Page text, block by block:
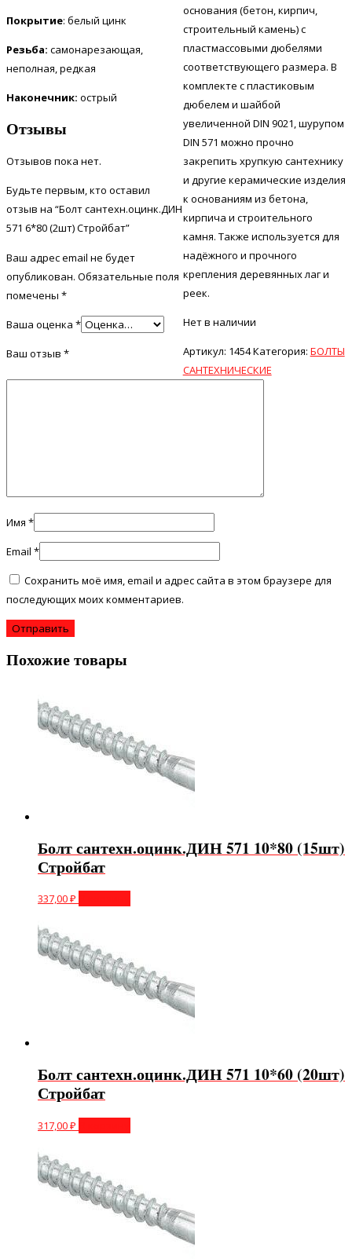
основания (бетон, кирпич,
строительный камень) с
пластмассовыми дюбелями
соответствующего размера. В
комплекте с пластиковым
дюбелем и шайбой
увеличенной DIN 9021, шурупом
DIN 571 можно прочно
закрепить хрупкую сантехнику
и другие керамические изделия
к основаниям из бетона,
кирпича и строительного
камня. Также используется для
надёжного и прочного
крепления деревянных лаг и
реек.
Нет в наличии
Артикул: 1454Категория: БОЛТЫ
САНТЕХНИЧЕСКИЕ
Покрытие: белый цинк
Резьба: самонарезающая,
неполная, редкая
Наконечник: острый
Отзывы
Отзывов пока нет.
Будьте первым, кто оставил
отзыв на “Болт сантехн.оцинк.ДИН
571 6*80 (2шт) Стройбат”
Ваш адрес email не будет
опубликован. Обязательные поля
помечены *
Ваша оценка *
Ваш отзыв *
Имя *
Email *
Сохранить моё имя, email и адрес сайта в этом браузере для
последующих моих комментариев.
Похожие товары
Болт сантехн.оцинк.ДИН 571 10*80 (15шт)
Стройбат
337,00₽
Болт сантехн.оцинк.ДИН 571 10*60 (20шт)
Стройбат
317,00₽